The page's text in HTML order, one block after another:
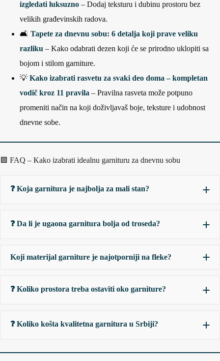
izgledati luksuzno – Dodaj teksturu i dubinu prostoru bez
velikih građevinskih radova.
🛋️ Tapete za dnevnu sobu: 6 detalja koji prave veliku
razliku – Kako odabrati dezen koji će se prirodno uklopiti sa
bojom i stilom garniture.
💡 Kako izabrati rasvetu za svaki deo doma – kompletan
vodič kroz 11 pravila – Pravilna rasveta može potpuno
promeniti način na koji doživljavaš boje, teksture i udobnost
dnevne sobe.
🟩 FAQ – Kako izabrati idealnu garnituru za dnevnu sobu
❓ Koja garnitura je najbolja za mali stan?
❓ Da li je ugaona garnitura bolja od troseda?
Koji materijal garniture je najotporniji na fleke?
❓ Koliko prostora treba ostaviti oko garniture?
❓ Koliko košta kvalitetna garnitura u Srbiji?